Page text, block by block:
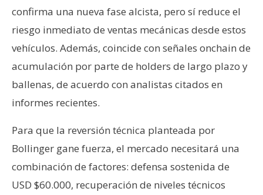
confirma una nueva fase alcista, pero sí reduce el
riesgo inmediato de ventas mecánicas desde estos
vehículos. Además, coincide con señales onchain de
acumulación por parte de holders de largo plazo y
ballenas, de acuerdo con analistas citados en
informes recientes.
Para que la reversión técnica planteada por
Bollinger gane fuerza, el mercado necesitará una
combinación de factores: defensa sostenida de
USD $60.000, recuperación de niveles técnicos